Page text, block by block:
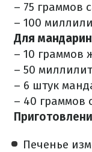
– 75 граммов
– 100
Для
– 10 граммов
– 50
– 6 штук
– 40 граммов
Печенье